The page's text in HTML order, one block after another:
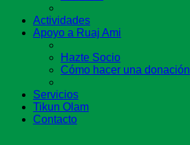
Actividades
Apoyo a Ruaj Ami
Hazte Socio
Cómo hacer una donación
Servicios
Tikun Olam
Contacto